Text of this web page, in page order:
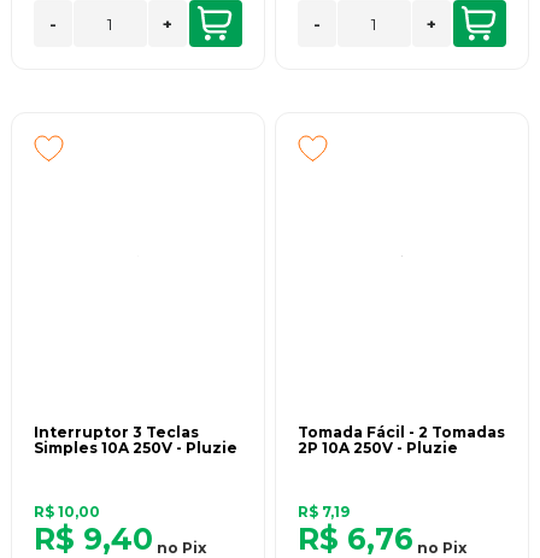
- + - +
Interruptor 3 Teclas
Simples 10A 250V - Pluzie
R$ 10,00
R$ 9,40 no Pix
Tomada Fácil - 2 Tomadas
2P 10A 250V - Pluzie
R$ 7,19
R$ 6,76 no Pix